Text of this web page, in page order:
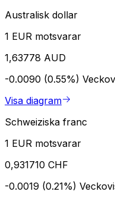
Australisk dollar
1 EUR motsvarar
1,63778 AUD
-0.0090 (0.55%)
Visa diagram
Schweiziska franc
1 EUR motsvarar
0,931710 CHF
-0.0019 (0.21%)